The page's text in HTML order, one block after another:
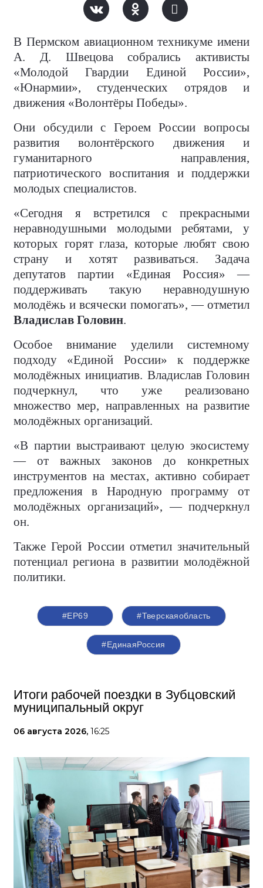
В Пермском авиационном техникуме имени
А. Д. Швецова собрались активисты
«Молодой Гвардии Единой России»,
«Юнармии», студенческих отрядов и
движения «Волонтёры Победы».
Они обсудили с Героем России вопросы
развития волонтёрского движения и
гуманитарного направления,
патриотического воспитания и поддержки
молодых специалистов.
«Сегодня я встретился с прекрасными
неравнодушными молодыми ребятами, у
которых горят глаза, которые любят свою
страну и хотят развиваться. Задача
депутатов партии «Единая Россия» —
поддерживать такую неравнодушную
молодёжь и всячески помогать», — отметил
Владислав Головин.
Особое внимание уделили системному
подходу «Единой России» к поддержке
молодёжных инициатив. Владислав Головин
подчеркнул, что уже реализовано
множество мер, направленных на развитие
молодёжных организаций.
«В партии выстраивают целую экосистему
— от важных законов до конкретных
инструментов на местах, активно собирает
предложения в Народную программу от
молодёжных организаций», — подчеркнул
он.
Также Герой России отметил значительный
потенциал региона в развитии молодёжной
политики.
#ЕР69 #Тверскаяобласть
#‎ЕдинаяРоссия
Итоги рабочей поездки в Зубцовский
муниципальный округ
06 августа 2026, 16:25